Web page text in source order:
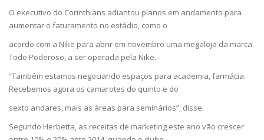
O executivo do Corinthians adiantou planos em andamento para
aumentar o faturamento no estádio, como o
acordo com a Nike para abrir em novembro uma megaloja da marca
Todo Poderoso, a ser operada pela Nike.
“Também estamos negociando espaços para academia, farmácia.
Recebemos agora os camarotes do quinto e do
sexto andares, mais as áreas para seminários”, disse.
Segundo Herbetta, as receitas de marketing este ano vão crescer